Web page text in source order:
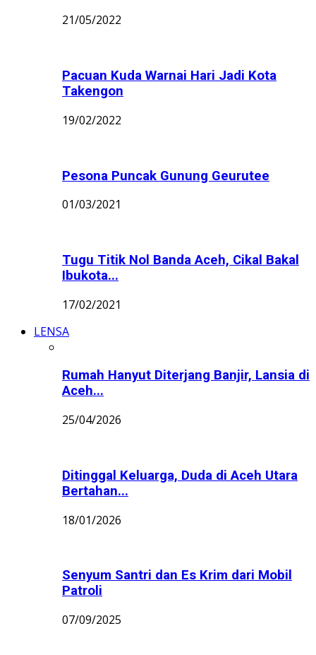
21/05/2022
Pacuan Kuda Warnai Hari Jadi Kota
Takengon
19/02/2022
Pesona Puncak Gunung Geurutee
01/03/2021
Tugu Titik Nol Banda Aceh, Cikal Bakal
Ibukota...
17/02/2021
LENSA
Rumah Hanyut Diterjang Banjir, Lansia di
Aceh...
25/04/2026
Ditinggal Keluarga, Duda di Aceh Utara
Bertahan...
18/01/2026
Senyum Santri dan Es Krim dari Mobil
Patroli
07/09/2025